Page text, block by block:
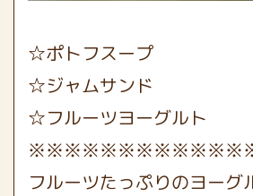
☆ポトフスープ
☆ジャムサンド
☆フルーツヨーグルト
フルーツたっぷりのヨーグ